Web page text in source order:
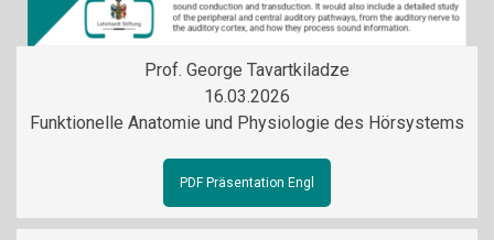
Prof. George Tavartkiladze
16.03.2026
Funktionelle Anatomie und Physiologie des Hörsystems
PDF Präsentation Engl